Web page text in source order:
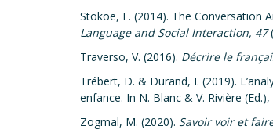
Stokoe, E. (2014). The Conversation
Language and Social Interaction, 47
Traverso, V. (2016). Décrire le
Trébert, D. & Durand, I. (2019).
enfance. In N. Blanc & V. Rivière (Ed.),
Zogmal, M. (2020). Savoir voir et